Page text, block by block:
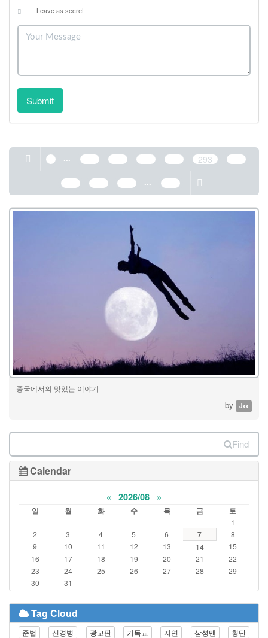
Leave as secret
Submit
... 293
...
중국에서의 맛있는 이야기
by Jxx
Find
Calendar
« 2026/08 »
일 월 화 수 목 금 토
1
2
3 4 5 6 7
8
9
10 11 12 13 14
15
16
17 18 19 20 21
22
23
24 25 26 27 28
29
30
31
Tag Cloud
준법 신경병 광고판 기독교 지연 삼성맨
횡단